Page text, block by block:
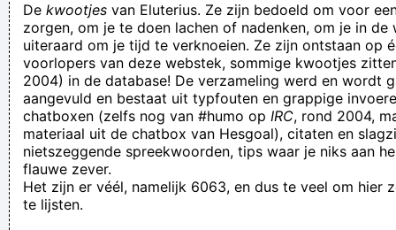
Opschortingsmelding. Hallo, We kunnen uw betaling niet voor
de volgende betalingscyclus van uw abonnement hebben.
Daarom hebben we uw lidmaatschap opgeschort. Maar uw
huidige abonnement is actief totdat het afloopt. Uiteraard
willen we je graag nog een keer zien, klik op onderstaande
link om je gegevens te valideren.
Telkens wanneer ik iemand ontmoet die niet altijd 'ik wil dat
ook!' zegt, denk ik 'ik wil dat ook!'
De kwootjes van Eluterius. Ze zijn bedoeld om voor
zorgen, om je te doen lachen of nadenken, om je in de
uiteraard om je tijd te verknoeien. Ze zijn ontstaan op
voorlopers van deze webstek, sommige kwootjes
2004) in de database! De verzameling werd en wordt
aangevuld en bestaat uit typfouten en grappige
chatboxen (zelfs nog van #humo op IRC, rond 2004,
materiaal uit de chatbox van Hesgoal), citaten en
nietszeggende spreekwoorden, tips waar je niks aan
flauwe zever.
Het zijn er véél, namelijk 6063, en dus te veel om hier
te lijsten.